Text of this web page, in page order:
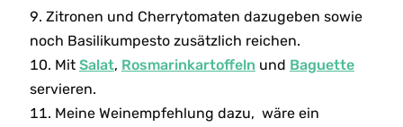
Zitronen und Cherrytomaten dazugeben sowie
noch Basilikumpesto zusätzlich reichen.
Mit Salat, Rosmarinkartoffeln und Baguette
servieren.
Meine Weinempfehlung dazu, wäre ein